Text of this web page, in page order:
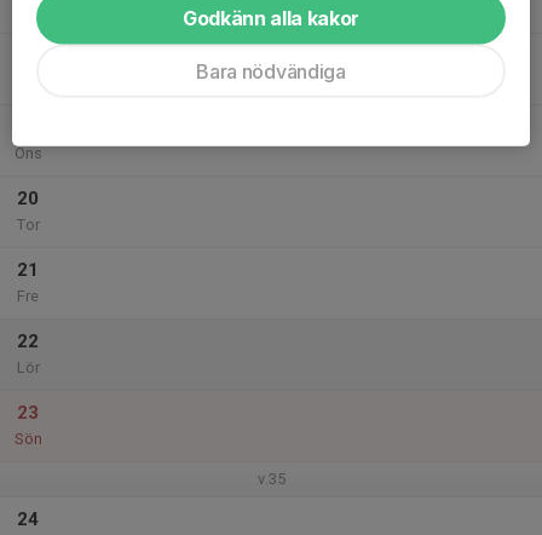
Mån
Ons
20
Tor
21
Fre
22
Lör
23
Sön
v.35
24
Godkänn alla kakor
Bara nödvändiga